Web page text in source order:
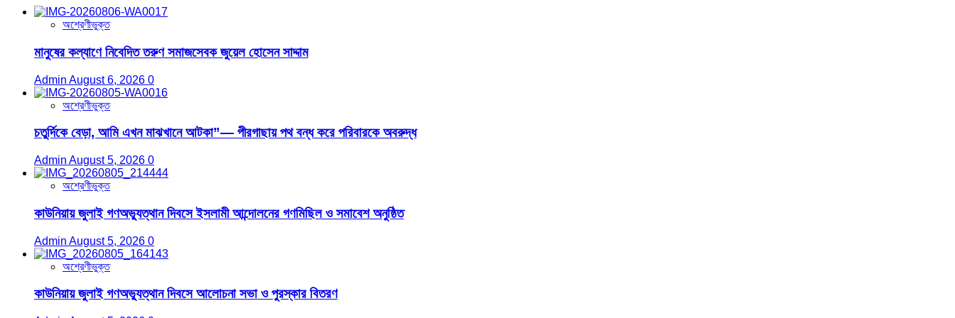
অশ্রেণীভুক্ত
মানুষের কল্যাণে নিবেদিত তরুণ সমাজসেবক জুয়েল হোসেন সাদ্দাম
Admin August 6, 2026 0
অশ্রেণীভুক্ত
চতুর্দিকে বেড়া, আমি এখন মাঝখানে আটকা”— পীরগাছায় পথ বন্ধ করে পরিবারকে অবরুদ্ধ
Admin August 5, 2026 0
অশ্রেণীভুক্ত
কাউনিয়ায় জুলাই গণঅভ্যুত্থান দিবসে ইসলামী আন্দোলনের গণমিছিল ও সমাবেশ অনুষ্ঠিত
Admin August 5, 2026 0
অশ্রেণীভুক্ত
কাউনিয়ায় জুলাই গণঅভ্যুত্থান দিবসে আলোচনা সভা ও পুরস্কার বিতরণ